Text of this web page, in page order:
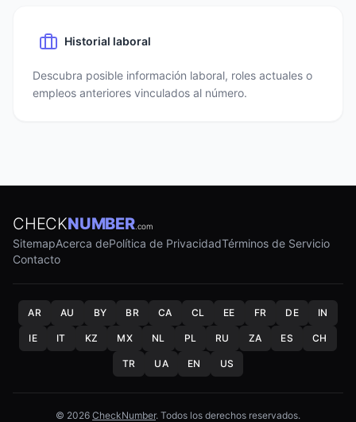
Historial laboral
Descubra posible información laboral, roles actuales o
empleos anteriores vinculados al número.
CHECKNUMBER.com
SitemapAcerca dePolítica de PrivacidadTérminos de Servicio
Contacto
AR AU BY BR CA CL EE FR DE IN
IE IT KZ MX NL PL RU ZA ES CH
TR UA EN US
© 2026 CheckNumber. Todos los derechos reservados.